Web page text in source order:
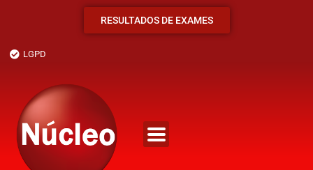
RESULTADOS DE EXAMES
LGPD